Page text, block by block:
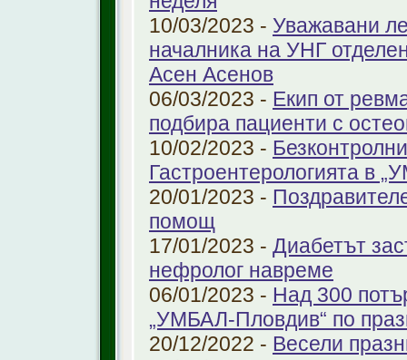
10/03/2023 - Уважавани
началника на УНГ
Асен Асенов
06/03/2023 - Екип от
подбира пациенти с
10/02/2023 -
Гастроентерологията в
20/01/2023 -
помощ
17/01/2023 - Диабетът
нефролог навреме
06/01/2023 - Над 300
„УМБАЛ-Пловдив“ по
20/12/2022 - Весели